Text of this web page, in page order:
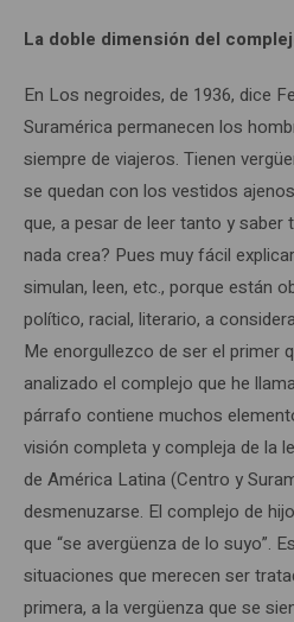
La doble dimensión del
En Los negroides, de 1936, dice
Suramérica permanecen los
siempre de viajeros. Tienen
se quedan con los vestidos
que, a pesar de leer tanto y saber
nada crea? Pues muy fácil
simulan, leen, etc., porque están
político, racial, literario, a
Me enorgullezco de ser el primer
analizado el complejo que he
párrafo contiene muchos
visión completa y compleja de la
de América Latina (Centro y
desmenuzarse. El complejo de
que “se avergüenza de lo suyo”.
situaciones que merecen ser
primera, a la vergüenza que se